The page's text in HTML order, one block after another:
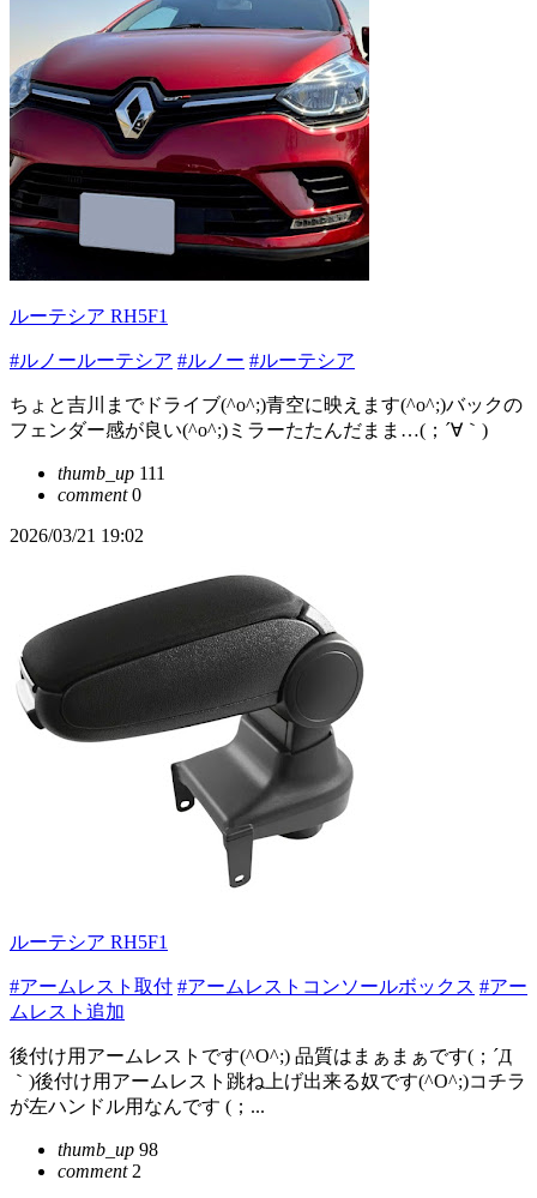
ルーテシア RH5F1
#ルノールーテシア #ルノー #ルーテシア
ちょと吉川までドライブ(^o^;)青空に映えます(^o^;)バックの
フェンダー感が良い(^o^;)ミラーたたんだまま…(；´∀｀)
thumb_up 111
comment0
2026/03/21 19:02
ルーテシア RH5F1
#アームレスト取付 #アームレストコンソールボックス #アー
ムレスト追加
後付け用アームレストです(^O^;) 品質はまぁまぁです(；´Д
｀)後付け用アームレスト跳ね上げ出来る奴です(^O^;)コチラ
が左ハンドル用なんです (；...
thumb_up 98
comment2